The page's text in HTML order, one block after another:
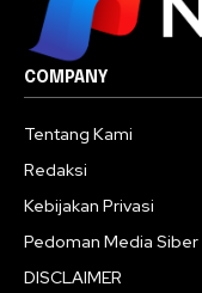
COMPANY
Tentang Kami
Redaksi
Kebijakan Privasi
Pedoman Media Siber
DISCLAIMER